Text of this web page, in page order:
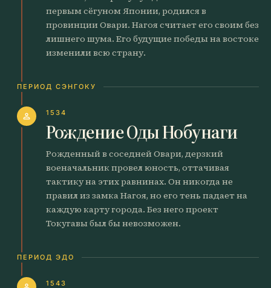
первым сёгуном Японии, родился в
провинции Овари. Нагоя считает его своим без
лишнего шума. Его будущие победы на востоке
изменили всю страну.
ПЕРИОД СЭНГОКУ
person 1534
Рождение Оды Нобунаги
Рожденный в соседней Овари, дерзкий
военачальник провел юность, оттачивая
тактику на этих равнинах. Он никогда не
правил из замка Нагоя, но его тень падает на
каждую карту города. Без него проект
Токугавы был бы невозможен.
ПЕРИОД ЭДО
1543